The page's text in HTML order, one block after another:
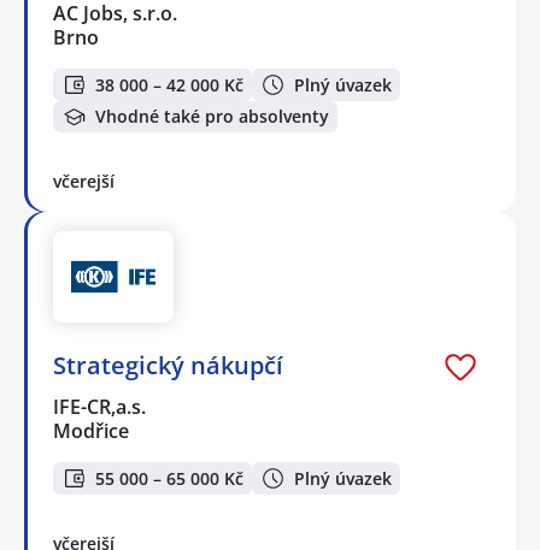
AC Jobs, s.r.o.
Brno
38 000 – 42 000 Kč
Plný úvazek
Vhodné také pro absolventy
včerejší
Strategický nákupčí
IFE-CR,a.s.
Modřice
55 000 – 65 000 Kč Plný úvazek
včerejší